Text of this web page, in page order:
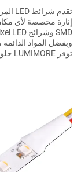
إنارة مخصصة لأي
توفر LUMIMORE حلولًا فعالة ومستدامة لفترة طويلة.